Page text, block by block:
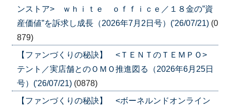
ンストア> ｗｈｉｔｅ ｏｆｆｉｃｅ／１８金の”資
産価値”を訴求し成長（2026年7月2日号）('26/07/21) (0
879)
【ファンづくりの秘訣】 <ＴＥＮＴのＴＥＭＰＯ>
テント／実店舗とのＯＭＯ推進図る（2026年6月25日
号）('26/07/21) (0878)
【ファンづくりの秘訣】 <ボーネルンドオンライン